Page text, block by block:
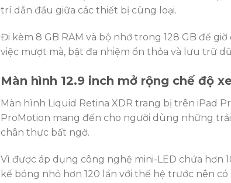
trí dẫn đầu giữa các thiết bị cùng loại.
Đi kèm 8 GB RAM và bộ nhớ trong 128 GB để
việc mượt mà, bật đa nhiệm ổn thỏa và lưu trữ
Màn hình 12.9 inch mở rộng chế độ
Màn hình Liquid Retina XDR trang bị trên iPad
ProMotion mang đến cho người dùng những
chân thực bất ngờ.
Vì được áp dụng công nghệ mini-LED chứa hơn
kế bóng nhỏ hơn 120 lần với thế hệ trước nên